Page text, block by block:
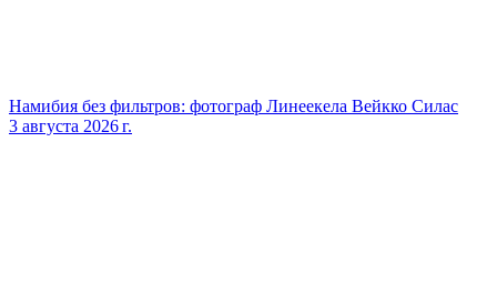
Намибия без фильтров: фотограф Линеекела Вейкко Силас
3 августа 2026 г.